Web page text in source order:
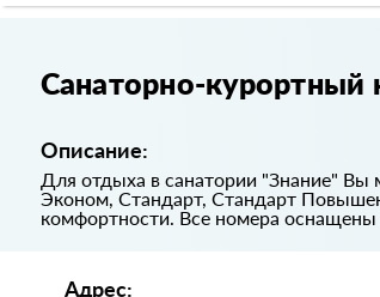
Санаторно-курортный
Описание:
Для отдыха в санатории "Знание" Вы
Эконом, Стандарт, Стандарт
комфортности. Все номера
Адрес: